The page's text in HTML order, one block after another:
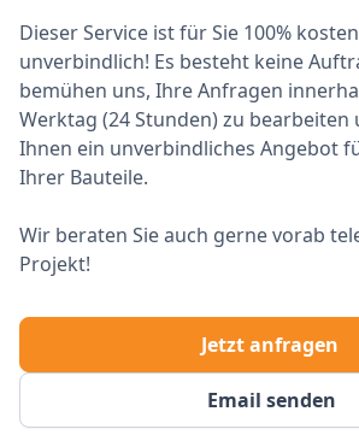
Dieser Service ist für Sie 100%
unverbindlich! Es besteht keine
bemühen uns, Ihre Anfragen
Werktag (24 Stunden) zu
Ihnen ein unverbindliches Angebot
Ihrer Bauteile.
Wir beraten Sie auch gerne vorab
Projekt!
Email senden
Jetzt anfragen